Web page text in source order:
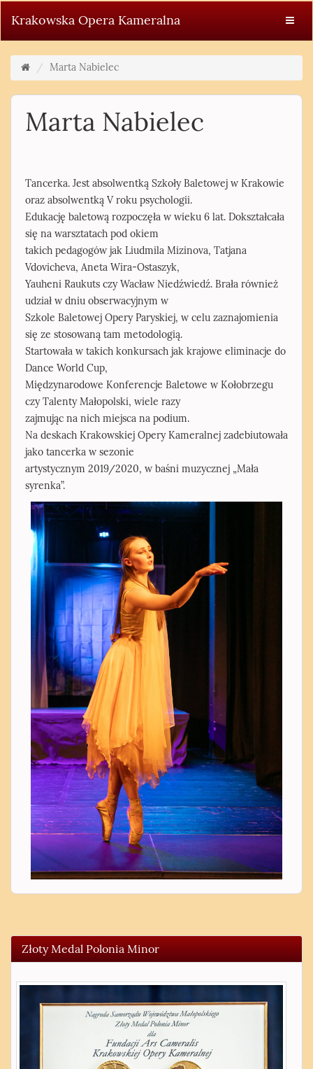
Krakowska Opera Kameralna
Marta Nabielec
Marta Nabielec
Tancerka. Jest absolwentką Szkoły Baletowej w Krakowie
oraz absolwentką V roku psychologii.
Edukację baletową rozpoczęła w wieku 6 lat. Dokształcała
się na warsztatach pod okiem
takich pedagogów jak Liudmila Mizinova, Tatjana
Vdovicheva, Aneta Wira-Ostaszyk,
Yauheni Raukuts czy Wacław Niedźwiedź. Brała również
udział w dniu obserwacyjnym w
Szkole Baletowej Opery Paryskiej, w celu zaznajomienia
się ze stosowaną tam metodologią.
Startowała w takich konkursach jak krajowe eliminacje do
Dance World Cup,
Międzynarodowe Konferencje Baletowe w Kołobrzegu
czy Talenty Małopolski, wiele razy
zajmując na nich miejsca na podium.
Na deskach Krakowskiej Opery Kameralnej zadebiutowała
jako tancerka w sezonie
artystycznym 2019/2020, w baśni muzycznej „Mała
syrenka”.
Złoty Medal Polonia Minor